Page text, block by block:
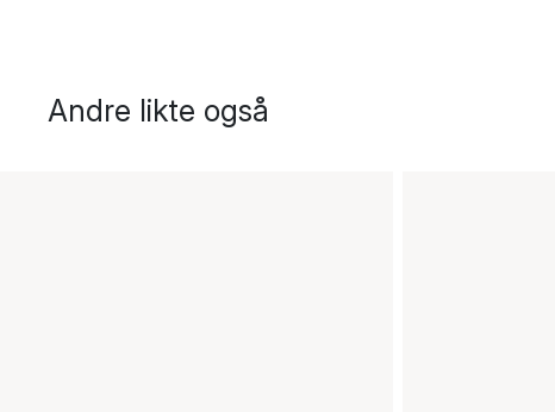
Andre likte også